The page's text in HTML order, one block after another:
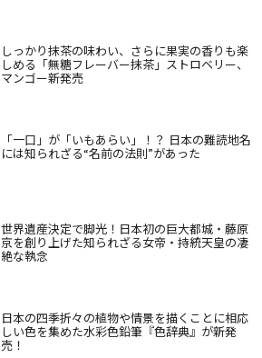
しっかり抹茶の味わい、さらに果実の香りも楽
しめる「無糖フレーバー抹茶」ストロベリー、
マンゴー新発売
「一口」が「いもあらい」！？ 日本の難読地名
には知られざる“名前の法則”があった
世界遺産決定で脚光！日本初の巨大都城・藤原
京を創り上げた知られざる女帝・持統天皇の凄
絶な執念
日本の四季折々の植物や情景を描くことに相応
しい色を集めた水彩色鉛筆『色辞典』が新発
売！